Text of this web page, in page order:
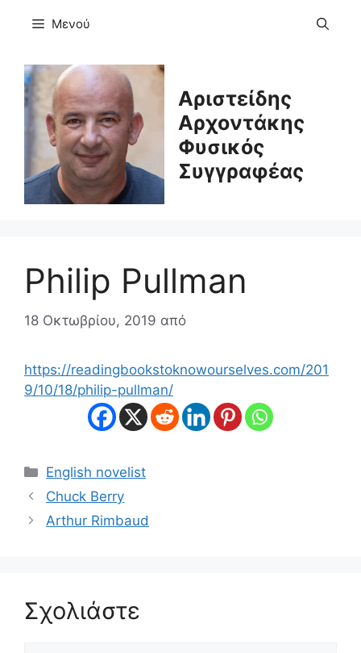
Μενού
Αριστείδης
Αρχοντάκης
Φυσικός
Συγγραφέας
Philip Pullman
18 Οκτωβρίου, 2019 από
https://readingbookstoknowourselves.com/201
9/10/18/philip-pullman/
Κατηγορίες
English novelist
Chuck Berry
Arthur Rimbaud
Σχολιάστε